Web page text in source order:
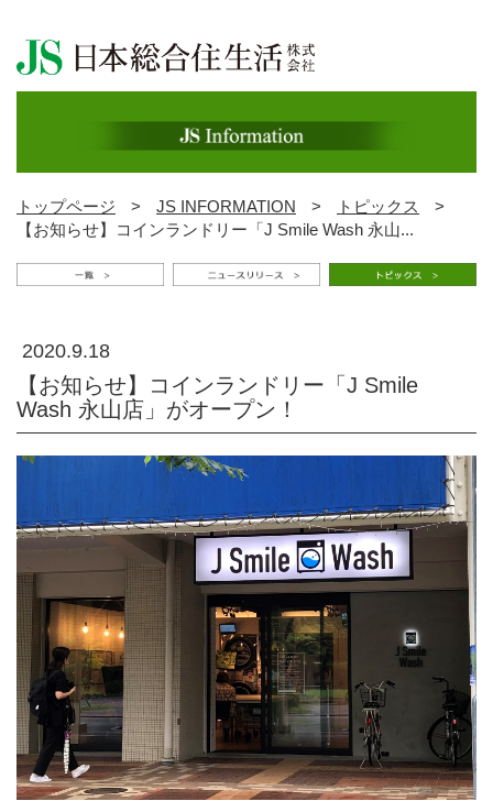
トップページ > JS INFORMATION > トピックス
>
【お知らせ】コインランドリー「J Smile Wash 永山...
2020.9.18
【お知らせ】コインランドリー「J Smile
Wash 永山店」がオープン！